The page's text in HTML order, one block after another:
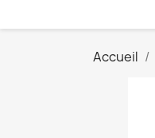
Accueil